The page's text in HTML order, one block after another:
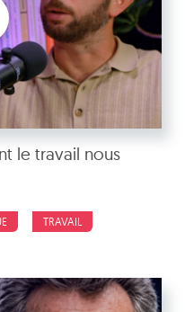
le travail nous
TRAVAIL